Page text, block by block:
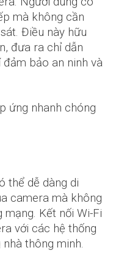
mà không cần
Điều này hữu
đưa ra chỉ dẫn
bảo an ninh và
ứng nhanh chóng
thể dễ dàng di
camera mà không
Kết nối Wi-Fi
với các hệ thống
thông minh.